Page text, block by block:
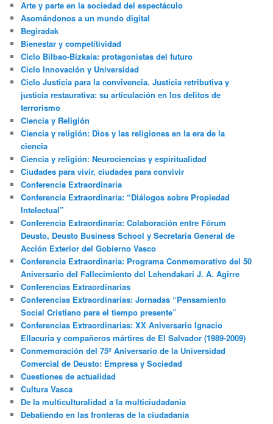
Arte y parte en la sociedad del espectáculo
Asomándonos a un mundo digital
Begiradak
Bienestar y competitividad
Ciclo Bilbao-Bizkaia: protagonistas del futuro
Ciclo Innovación y Universidad
Ciclo Justicia para la convivencia. Justicia retributiva y
justicia restaurativa: su articulación en los delitos de
terrorismo
Ciencia y Religión
Ciencia y religión: Dios y las religiones en la era de la
ciencia
Ciencia y religión: Neurociencias y espiritualidad
Ciudades para vivir, ciudades para convivir
Conferencia Extraordinaria
Conferencia Extraordinaria: “Diálogos sobre Propiedad
Intelectual”
Conferencia Extraordinaria: Colaboración entre Fórum
Deusto, Deusto Business School y Secretaría General de
Acción Exterior del Gobierno Vasco
Conferencia Extraordinaria: Programa Conmemorativo del 50
Aniversario del Fallecimiento del Lehendakari J. A. Agirre
Conferencias Extraordinarias
Conferencias Extraordinarias: Jornadas “Pensamiento
Social Cristiano para el tiempo presente”
Conferencias Extraordinarias: XX Aniversario Ignacio
Ellacuria y compañeros mártires de El Salvador (1989-2009)
Conmemoración del 75º Aniversario de la Universidad
Comercial de Deusto: Empresa y Sociedad
Cuestiones de actualidad
Cultura Vasca
De la multiculturalidad a la multiciudadania
Debatiendo en las fronteras de la ciudadanía